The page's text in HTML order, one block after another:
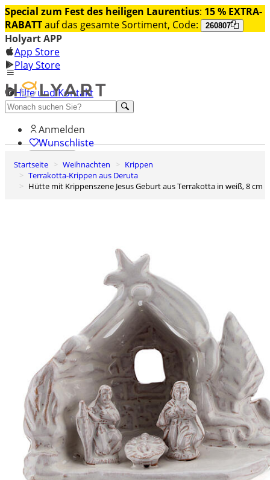
Special zum Fest des heiligen Laurentius: 15 % EXTRA-
RABATTauf das gesamte Sortiment, Code: 260807
Holyart APP
App Store
Play Store
Hilfe und Kontakt
Entdecken Sie Premium
Anmelden
Wunschliste
0
Warenkorb
Startseite Weihnachten
Krippen
Terrakotta-Krippen aus Deruta
Hütte mit Krippenszene Jesus Geburt aus Terrakotta in weiß, 8 cm